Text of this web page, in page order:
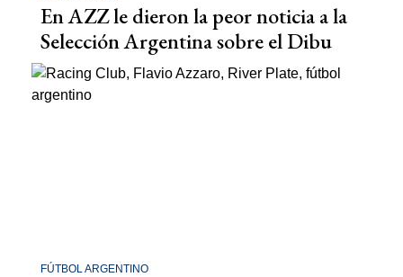
En AZZ le dieron la peor noticia a la
Selección Argentina sobre el Dibu
FÚTBOL ARGENTINO